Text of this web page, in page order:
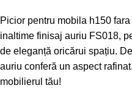
Picior pentru mobila h150
inaltime finisaj auriu FS018,
de eleganță oricărui spațiu.
auriu conferă un aspect
mobilierul tău!